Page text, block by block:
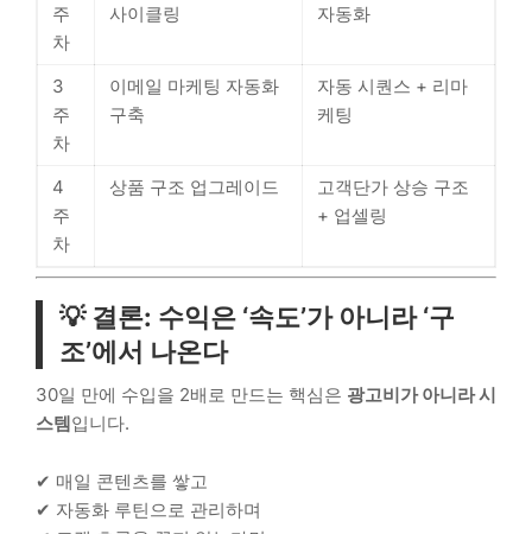
주
차
사이클링
자동화
3
주
차
이메일 마케팅 자동화
구축
자동 시퀀스 + 리마
케팅
4
주
차
상품 구조 업그레이드
고객단가 상승 구조
+ 업셀링
💡 결론: 수익은 ‘속도’가 아니라 ‘구
조’에서 나온다
30일 만에 수입을 2배로 만드는 핵심은 광고비가 아니라 시
스템입니다.
✔ 매일 콘텐츠를 쌓고
✔ 자동화 루틴으로 관리하며